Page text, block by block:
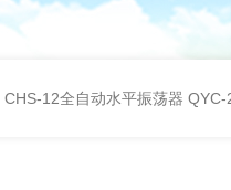
CHS-12全自动水平振荡器 QYC-